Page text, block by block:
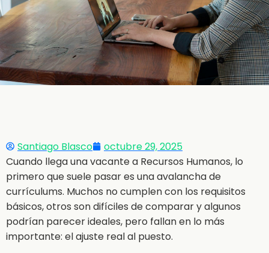
Santiago Blasco
octubre 29, 2025
Cuando llega una vacante a Recursos Humanos, lo
primero que suele pasar es una avalancha de
currículums. Muchos no cumplen con los requisitos
básicos, otros son difíciles de comparar y algunos
podrían parecer ideales, pero fallan en lo más
importante: el ajuste real al puesto.